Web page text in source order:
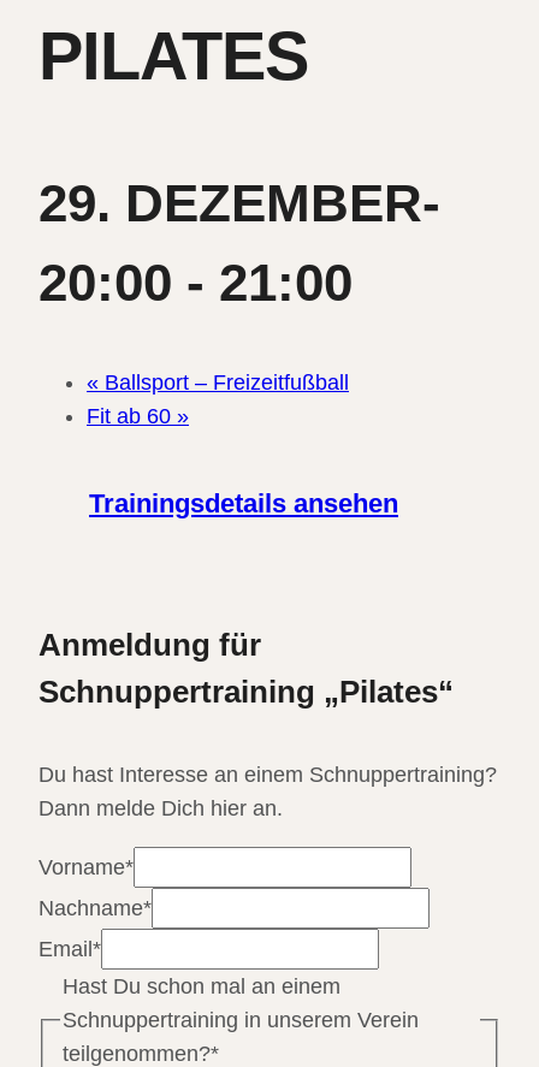
PILATES
29. DEZEMBER-
20:00 - 21:00
« Ballsport – Freizeitfußball
Fit ab 60 »
Trainingsdetails ansehen
Anmeldung für
Schnuppertraining „Pilates“
Du hast Interesse an einem Schnuppertraining?
Dann melde Dich hier an.
Vorname*
Nachname*
Email*
Hast Du schon mal an einem
Schnuppertraining in unserem Verein
teilgenommen?*